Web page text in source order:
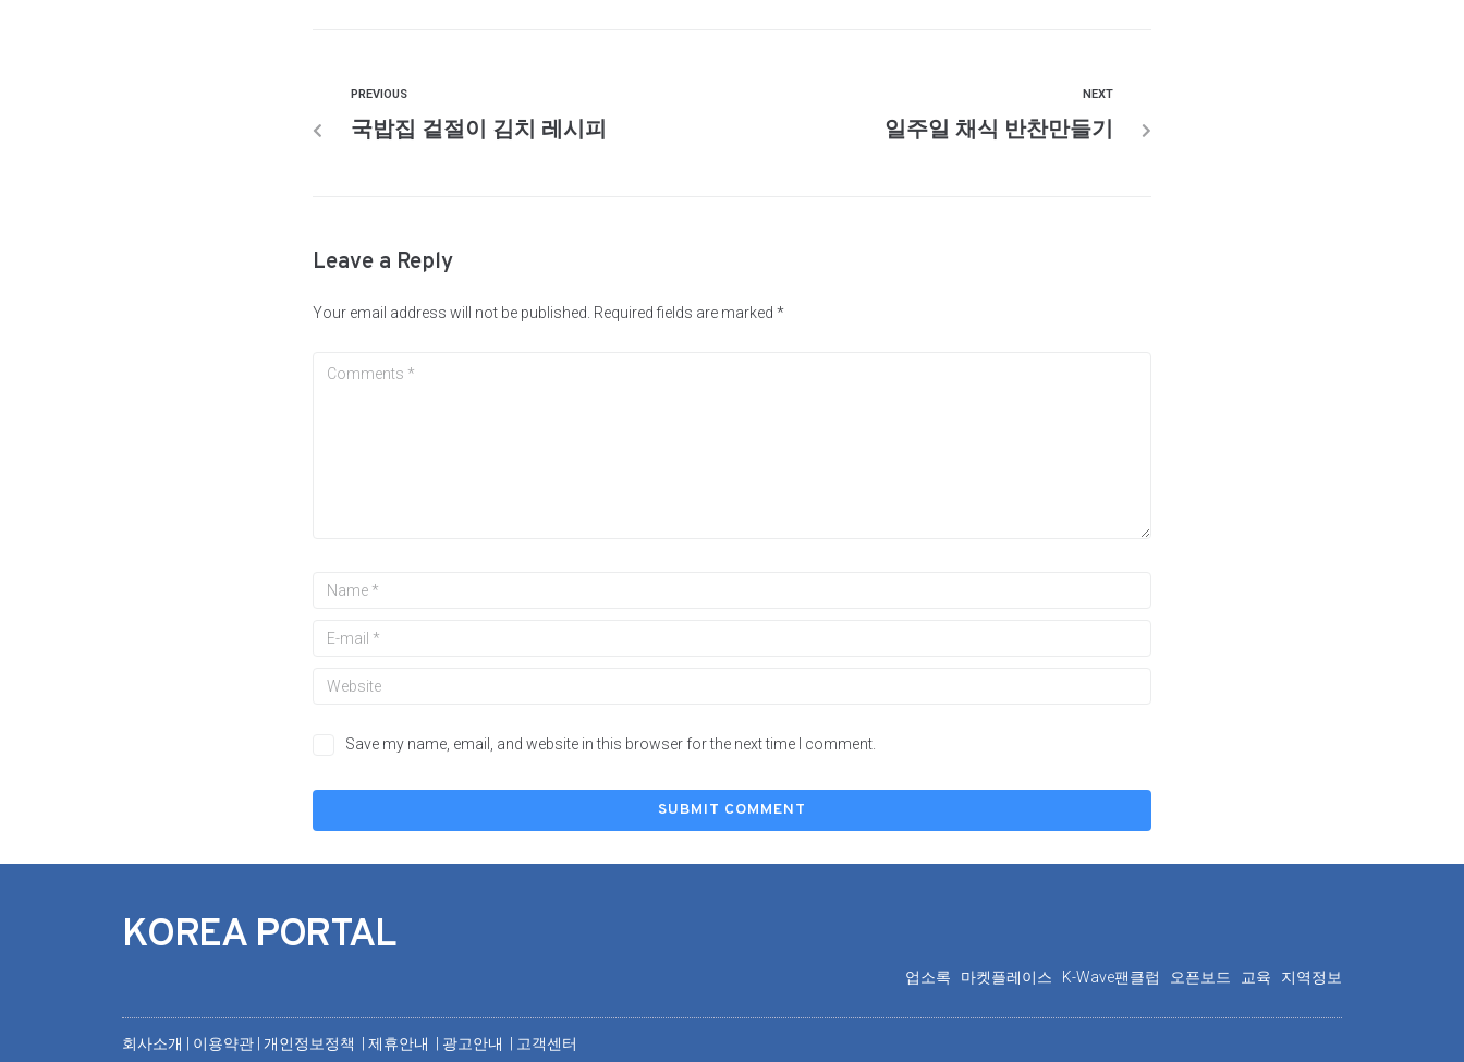
PREVIOUS
국밥집 겉절이 김치 레시피
NEXT
일주일 채식 반찬만들기
Leave a Reply
Your email address will not be published. Required fields are marked *
Save my name, email, and website in this browser for the next time I comment.
KOREA PORTAL
업소록 마켓플레이스 K-Wave팬클럽 오픈보드 교육 지역정보
회사소개 이용약관 개인정보정책 | 제휴안내 | 광고안내 고객센터